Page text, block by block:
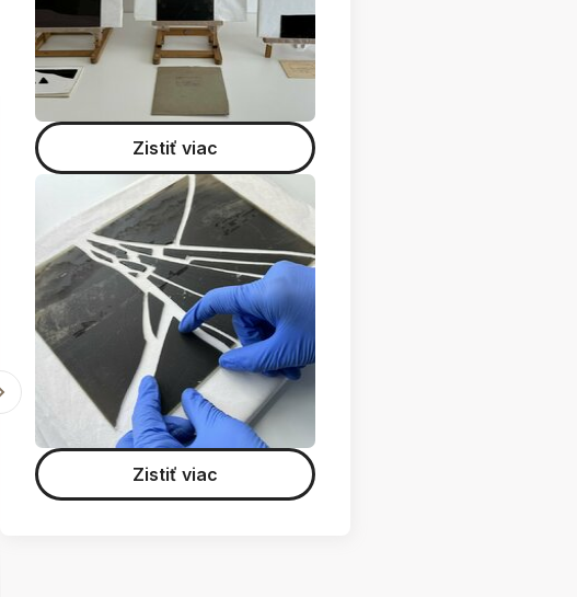
Zistiť viac
Zistiť viac